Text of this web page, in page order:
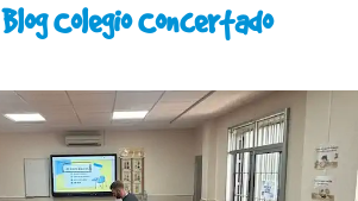
Blog Colegio Concertado